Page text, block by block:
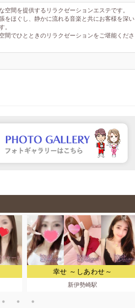
空間を提供するリラクゼーションエステです。
をほぐし、静かに流れる音楽と共にお客様を深い
。
間でひとときのリラクゼーションをご堪能くださ
幸せ ～しあわせ～
新伊勢崎駅